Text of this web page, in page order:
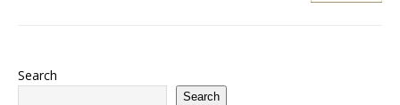
Search
Search